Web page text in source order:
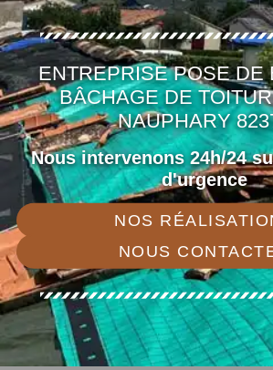
ENTREPRISE POSE DE
BÂCHAGE DE
NAUPHARY
Nous intervenons 24h/24
d'urgence
NOS
NOUS